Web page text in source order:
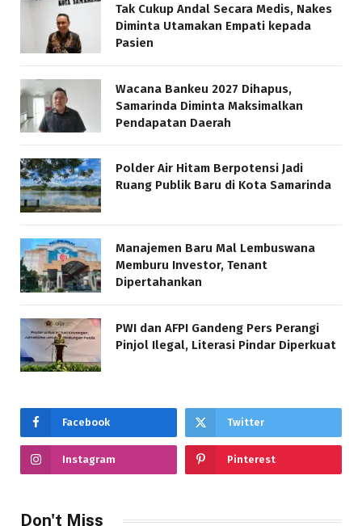
Tak Cukup Andal Secara Medis, Nakes
Diminta Utamakan Empati kepada
Pasien
Wacana Bankeu 2027 Dihapus,
Samarinda Diminta Maksimalkan
Pendapatan Daerah
Polder Air Hitam Berpotensi Jadi
Ruang Publik Baru di Kota Samarinda
Manajemen Baru Mal Lembuswana
Memburu Investor, Tenant
Dipertahankan
PWI dan AFPI Gandeng Pers Perangi
Pinjol Ilegal, Literasi Pindar Diperkuat
Facebook Twitter
Instagram Pinterest
Don't Miss